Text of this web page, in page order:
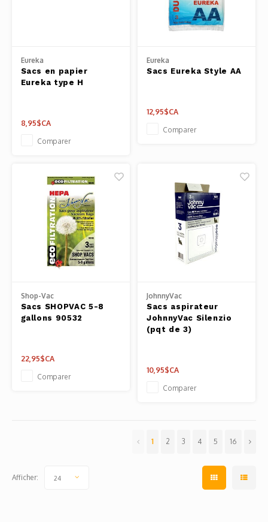
Eureka
Sacs en papier
Eureka type H
8,95$CA
Comparer
Eureka
Sacs Eureka Style AA
12,95$CA
Comparer
Shop-Vac
Sacs SHOPVAC 5-8
gallons 90532
22,95$CA
Comparer
JohnnyVac
Sacs aspirateur
JohnnyVac Silenzio
(pqt de 3)
10,95$CA
Comparer
1 2 3 4 5 16
Afficher: 24